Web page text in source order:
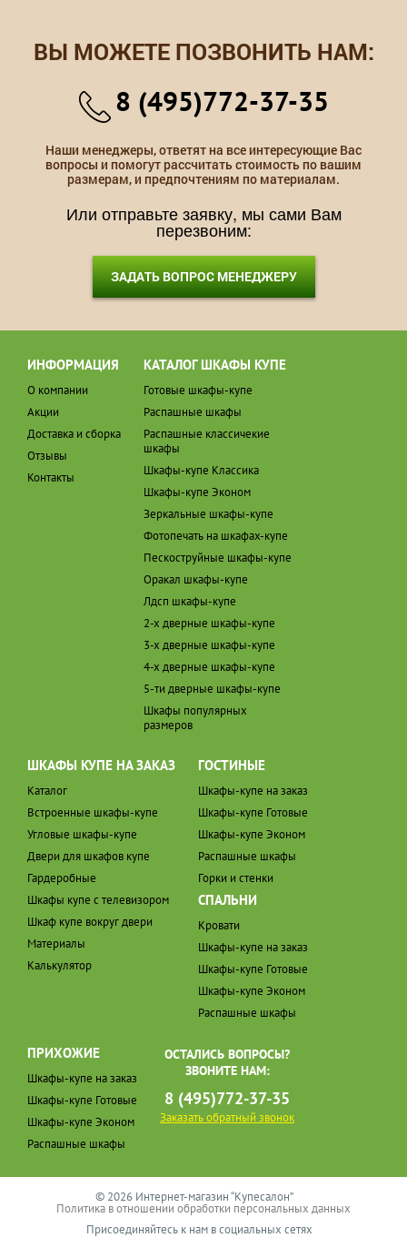
ВЫ МОЖЕТЕ ПОЗВОНИТЬ НАМ:
8 (495)772-37-35
Наши менеджеры, ответят на все интересующие Вас
вопросы и помогут рассчитать стоимость по вашим
размерам, и предпочтениям по материалам.
Или отправьте заявку, мы сами Вам
перезвоним:
ЗАДАТЬ ВОПРОС МЕНЕДЖЕРУ
ИНФОРМАЦИЯ
О компании
Акции
Доставка и сборка
Отзывы
Контакты
КАТАЛОГ ШКАФЫ КУПЕ
Готовые шкафы-купе
Распашные шкафы
Распашные классичекие
шкафы
Шкафы-купе Классика
Шкафы-купе Эконом
Зеркальные шкафы-купе
Фотопечать на шкафах-купе
Пескоструйные шкафы-купе
Оракал шкафы-купе
Лдсп шкафы-купе
2-х дверные шкафы-купе
3-х дверные шкафы-купе
4-х дверные шкафы-купе
5-ти дверные шкафы-купе
Шкафы популярных
размеров
ШКАФЫ КУПЕ НА ЗАКАЗ
Каталог
Встроенные шкафы-купе
Угловые шкафы-купе
Двери для шкафов купе
Гардеробные
Шкафы купе с телевизором
Шкаф купе вокруг двери
Материалы
Калькулятор
ГОСТИНЫЕ
Шкафы-купе на заказ
Шкафы-купе Готовые
Шкафы-купе Эконом
Распашные шкафы
Горки и стенки
СПАЛЬНИ
Кровати
Шкафы-купе на заказ
Шкафы-купе Готовые
Шкафы-купе Эконом
Распашные шкафы
ПРИХОЖИЕ
Шкафы-купе на заказ
Шкафы-купе Готовые
Шкафы-купе Эконом
Распашные шкафы
ОСТАЛИСЬ ВОПРОСЫ?
ЗВОНИТЕ НАМ:
8 (495)772-37-35
Заказать обратный звонок
© 2026 Интернет-магазин “Купесалон”
Политика в отношении обработки персональных данных
Присоединяйтесь к нам в социальных сетях